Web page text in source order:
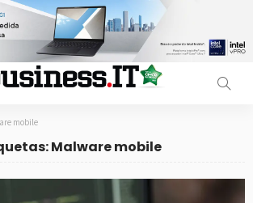
mobile
Malware mobile